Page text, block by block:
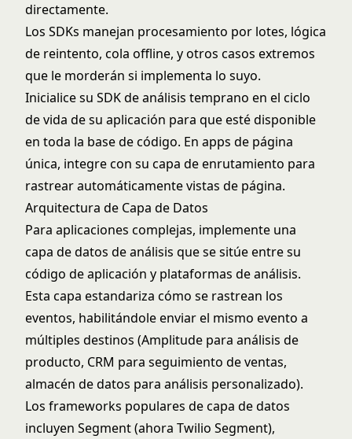
directamente.
Los SDKs manejan procesamiento por lotes, lógica
de reintento, cola offline, y otros casos extremos
que le morderán si implementa lo suyo.
Inicialice su SDK de análisis temprano en el ciclo
de vida de su aplicación para que esté disponible
en toda la base de código. En apps de página
única, integre con su capa de enrutamiento para
rastrear automáticamente vistas de página.
Arquitectura de Capa de Datos
Para aplicaciones complejas, implemente una
capa de datos de análisis que se sitúe entre su
código de aplicación y plataformas de análisis.
Esta capa estandariza cómo se rastrean los
eventos, habilitándole enviar el mismo evento a
múltiples destinos (Amplitude para análisis de
producto, CRM para seguimiento de ventas,
almacén de datos para análisis personalizado).
Los frameworks populares de capa de datos
incluyen Segment (ahora Twilio Segment),